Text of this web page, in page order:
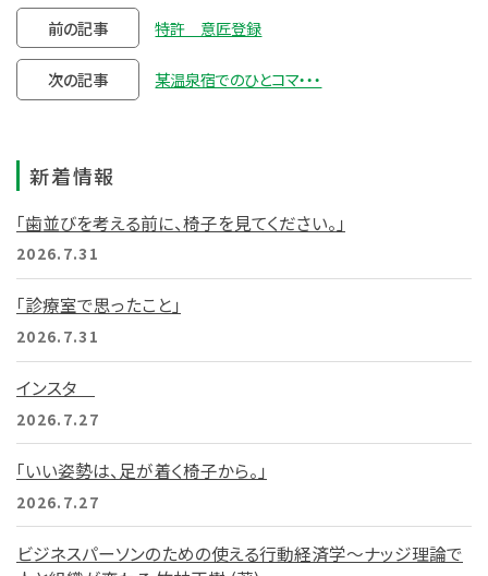
前の記事 特許 意匠登録
次の記事 某温泉宿でのひとコマ・・・
新着情報
「歯並びを考える前に、椅子を見てください。」
2026.7.31
「診療室で思ったこと」
2026.7.31
インスタ
2026.7.27
「いい姿勢は、足が着く椅子から。」
2026.7.27
ビジネスパーソンのための使える行動経済学～ナッジ理論で